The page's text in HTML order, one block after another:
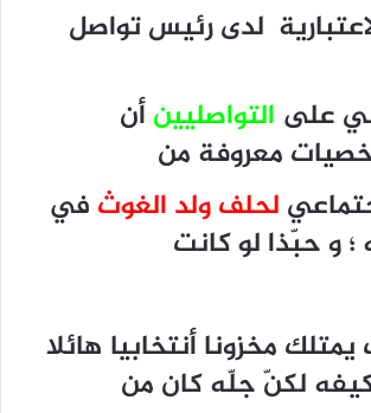
لدى رئيس تواصل
على التواصليينأن
معروفة من
لحلف ولد الغوث في
و حبّذا لو كانت
مخزونا أنتخابيا هائلا
لكنّ جلّه كان من